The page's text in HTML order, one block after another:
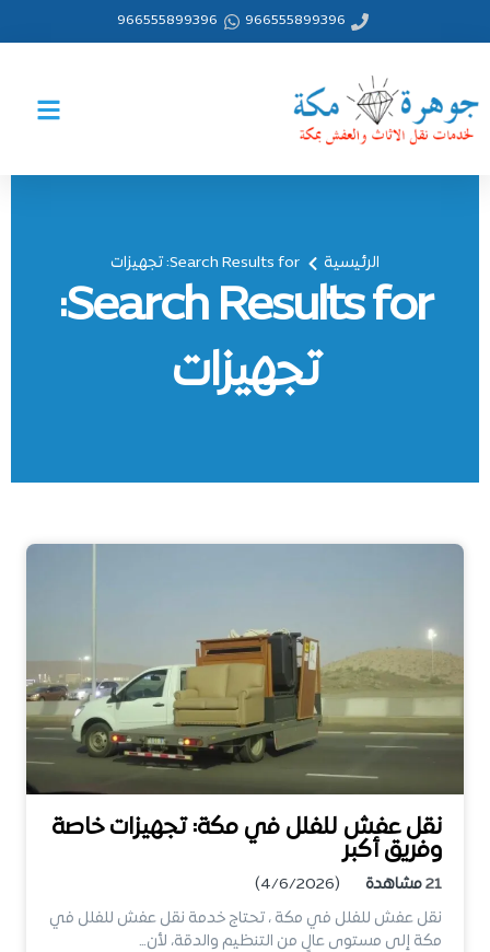
966555899396
966555899396
الرئيسية Search Results for: تجهيزات
Search Results for:
تجهيزات
نقل عفش للفلل في مكة: تجهيزات خاصة
وفريق أكبر
21مشاهدة
(4/6/2026)
نقل عفش للفلل في مكة ، تحتاج خدمة نقل عفش للفلل في
مكة إلى مستوى عالٍ من التنظيم والدقة، لأن…